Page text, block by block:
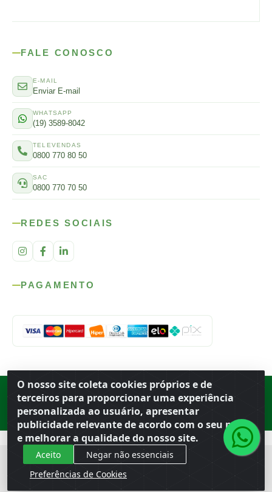
O nosso site coleta cookies próprios e de
terceiros para proporcionar uma experiência
personalizada ao usuário, apresentar
publicidade relevante de acordo com o seu perfil
e melhorar a qualidade do nosso site.
Aceito
Negar não essenciais
Preferências de Cookies
FALE CONOSCO
E-MAIL
Enviar E-mail
WHATSAPP
(19) 3589-8042
TELEVENDAS
0800 770 80 50
SAC
0800 770 70 50
REDES SOCIAIS
PAGAMENTO
Porto Ferreira ·BR
· CNPJ 56.679.863/0001-91
© 2026 Atacado Ideal